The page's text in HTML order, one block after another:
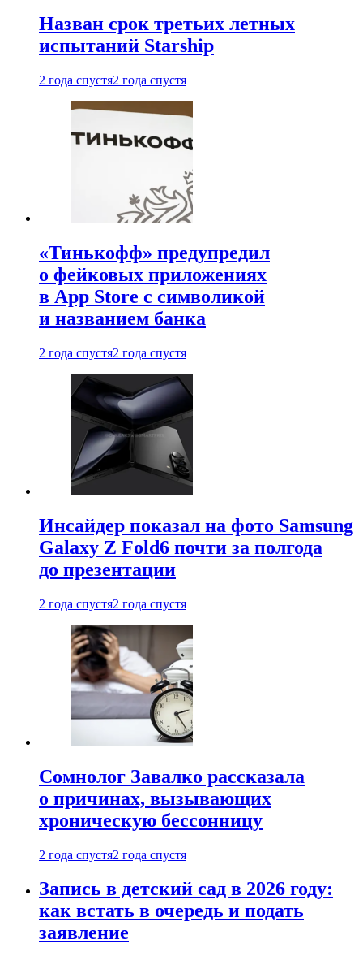
Назван срок третьих летных
испытаний Starship
2 года спустя2 года спустя
«Тинькофф» предупредил
о фейковых приложениях
в App Store с символикой
и названием банка
2 года спустя2 года спустя
Инсайдер показал на фото Samsung
Galaxy Z Fold6 почти за полгода
до презентации
2 года спустя2 года спустя
Сомнолог Завалко рассказала
о причинах, вызывающих
хроническую бессонницу
2 года спустя2 года спустя
Запись в детский сад в 2026 году:
как встать в очередь и подать
заявление